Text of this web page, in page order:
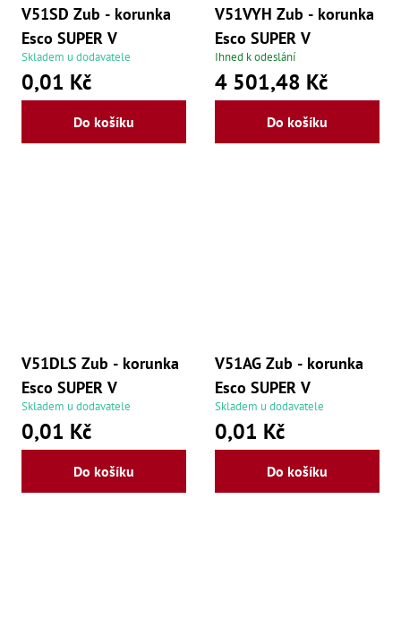
V51SD Zub - korunka
Esco SUPER V
Skladem u dodavatele
0,01 Kč
Do košíku
V51VYH Zub - korunka
Esco SUPER V
Ihned k odeslání
4 501,48 Kč
Do košíku
V51DLS Zub - korunka
Esco SUPER V
Skladem u dodavatele
0,01 Kč
Do košíku
V51AG Zub - korunka
Esco SUPER V
Skladem u dodavatele
0,01 Kč
Do košíku